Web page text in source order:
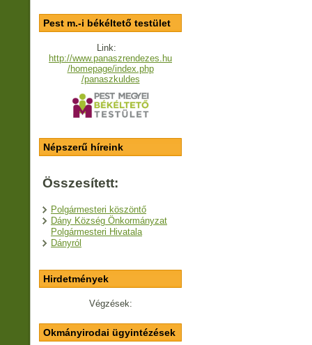
Pest m.-i békéltető testület
Link:
http://www.panaszrendezes.hu
/homepage/index.php
/panaszkuldes
Népszerű híreink
Összesített:
Polgármesteri köszöntő
Dány Község Önkormányzat
Polgármesteri Hivatala
Dányról
Hirdetmények
Végzések:
Okmányirodai ügyintézések